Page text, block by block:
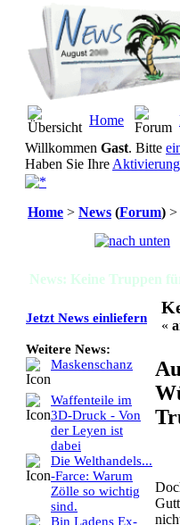
Home
Willkommen Gast. Bitte
Haben Sie Ihre
Home > News (Forum) >
News: Keine Truppen
Jetzt News einliefern
Weitere News:
Maskenschanz
Waffenteile im
3D-Druck - Von
der Leyen ist
dabei
Die Welthandels...
-Farce: Warum
Zölle so wichtig
sind.
Bin Ladens Ex-
«